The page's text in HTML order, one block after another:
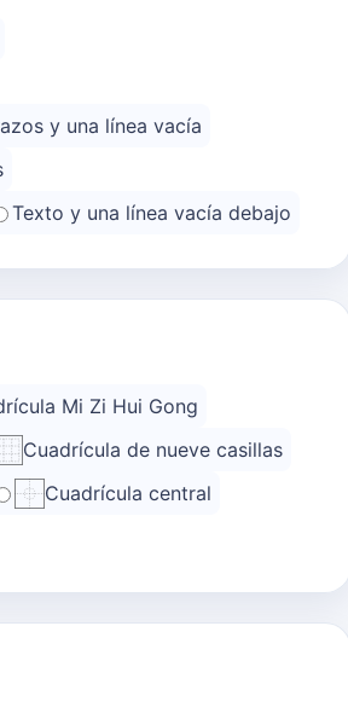
y una línea vacía
Texto y una línea vacía debajo
Mi Zi Hui Gong
Cuadrícula de nueve casillas
Cuadrícula central